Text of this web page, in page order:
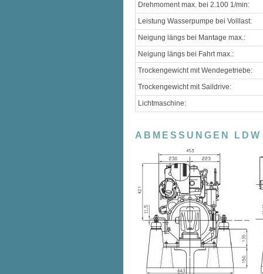
Drehmoment max. bei 2.100 1/min:
Leistung Wasserpumpe bei Volllast:
Neigung längs bei Mantage max.:
Neigung längs bei Fahrt max.:
Trockengewicht mit Wendegetriebe:
Trockengewicht mit Saildrive:
Lichtmaschine:
ABMESSUNGEN